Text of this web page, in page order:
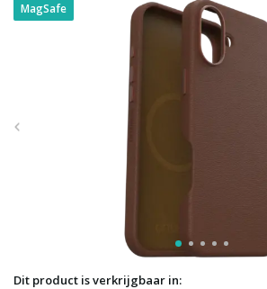
MagSafe
Dit product is verkrijgbaar in: